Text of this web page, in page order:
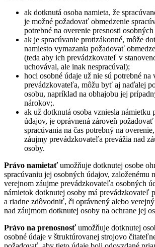
ak dotknutá osoba namieta, že
je možné požadovať obmedzenie
potrebné na overenie presnosti
ak je spracúvanie protizákonné, môže
namiesto vymazania požadovať
(teda aby ich prevádzkovateľ v
uchovával, ale inak nespracúval);
hoci osobné údaje už nie sú potrebné na
prevádzkovateľa, môžu byť aj naďalej
osobu, napríklad na obhajobu jej
nárokov;.
ak už dotknutá osoba vzniesla námietku
údajov, je oprávnená zároveň
spracúvania na čas potrebný na
záujmy prevádzkovateľa prevážia nad
osoby.
Právo namietaťumožňuje dotknutej osobe
spracúvaniu jej osobných údajov, založenému
verejnom záujme prevádzkovateľa osobných
námietok dotknutej osoby má prevádzkovateľ
a riadne zdôvodniť, či oprávnený alebo
nad záujmom dotknutej osoby na ochrane jej
Právo na prenosnosťumožňuje dotknutej
osobné údaje v štruktúrovanej strojovo